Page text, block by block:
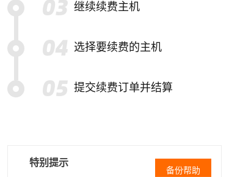
继续续费主机
选择要续费的主机
提交续费订单并结算
特别提示
备份帮助